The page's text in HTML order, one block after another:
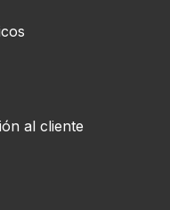
al cliente